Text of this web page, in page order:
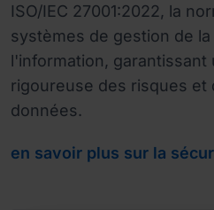
ISO/IEC 27001:2022, la
systèmes de gestion de
l'information, garantissant
rigoureuse des risques et
données.
en savoir plus sur la